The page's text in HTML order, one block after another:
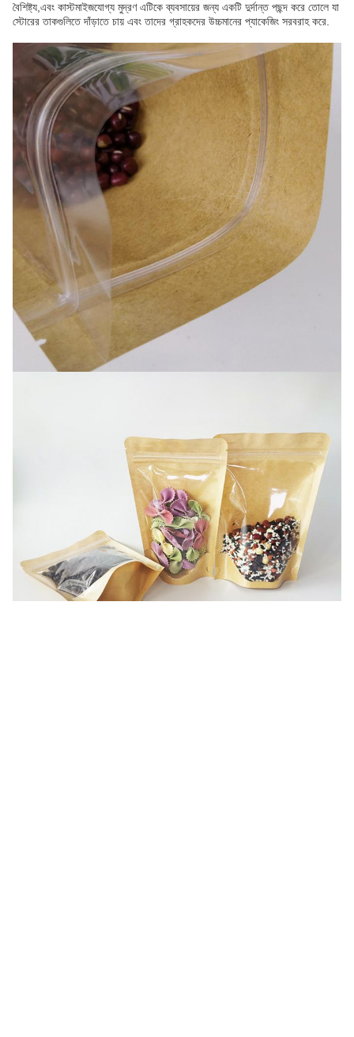
বৈশিষ্ট্য,এবং কাস্টমাইজযোগ্য মুদ্রণ এটিকে ব্যবসায়ের জন্য একটি দুর্দান্ত পছন্দ করে তোলে যা
স্টোরের তাকগুলিতে দাঁড়াতে চায় এবং তাদের গ্রাহকদের উচ্চমানের প্যাকেজিং সরবরাহ করে.